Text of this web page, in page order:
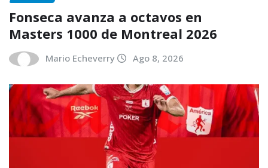
Fonseca avanza a octavos en
Masters 1000 de Montreal 2026
Mario Echeverry Ago 8, 2026